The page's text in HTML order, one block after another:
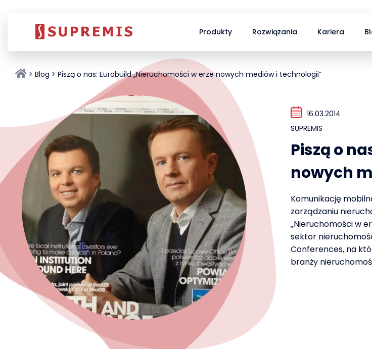
Produkty Rozwiązania Kariera
Blog Piszą o nas: Eurobuild „Nieruchomości w erze nowych mediów i technologii”
16.03.2014
SUPREMIS
Piszą o
nowych
Komunikację
zarządzaniu
„Nieruchomości w
sektor
Conferences, na
branży